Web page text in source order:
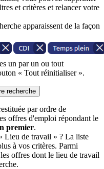
et critères et relancer votre
apparaissent de la façon
un par un ou tout
« Tout réinitialiser ».
recherche
par ordre de
offres d'emploi répondant le
premier.
Lieu de travail » ? La liste
à vos critères. Parmi
offres dont le lieu de travail